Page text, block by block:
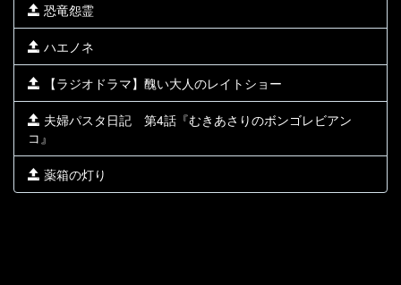
恐竜怨霊
ハエノネ
【ラジオドラマ】醜い大人のレイトショー
夫婦パスタ日記 第4話『むきあさりのボンゴレビアン
コ』
薬箱の灯り